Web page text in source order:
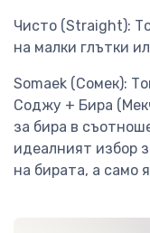
Чисто (Straight):
на малки глътки
Somaek (Сомек):
Соджу + Бира
за бира в
идеалният избор
на бирата, а само